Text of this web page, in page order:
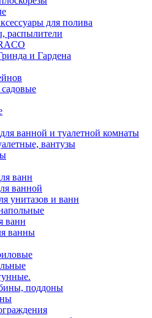
для полива
распылители
и Гардена
ванной и туалетной комнаты
вантузы
ванн
ванной
унитазов и ванн
ванн
ванны
поддоны